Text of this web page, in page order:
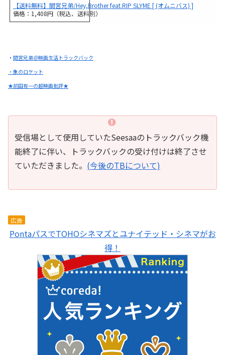
【送料無料】間宮兄弟/Hey,Brother feat.RIP SLYME [ (オムニバス) ]
価格：1,408円（税込、送料別）
・ 間宮兄弟＠映画生活トラックバック
・象のロケット
★前田有一の超映画批評★
受信場として使用していたSeesaaのトラックバック機
能終了に伴い、トラックバックの受け付けは終了させ
ていただきました。 (今後のTBについて)
広告
PontaパスでTOHOシネマズとユナイテッド・シネマがお
得！